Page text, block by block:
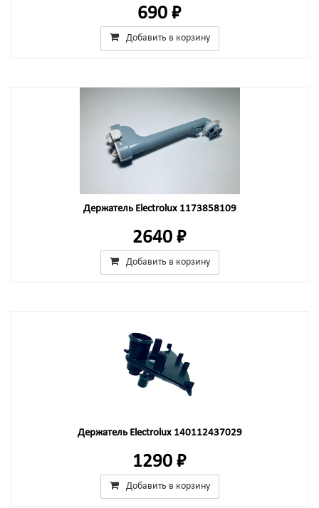
690 ₽
Добавить в корзину
Держатель Electrolux 1173858109
2640 ₽
Добавить в корзину
Держатель Electrolux 140112437029
1290 ₽
Добавить в корзину